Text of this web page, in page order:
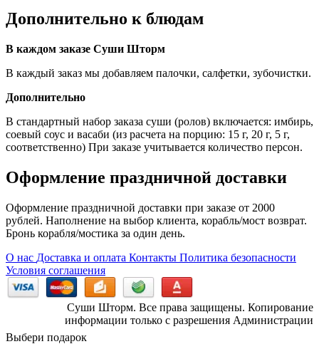
Дополнительно к блюдам
В каждом заказе Суши Шторм
В каждый заказ мы добавляем палочки, салфетки, зубочистки.
Дополнительно
В стандартный набор заказа суши (ролов) включается: имбирь,
соевый соус и васаби (из расчета на порцию: 15 г, 20 г, 5 г,
соответственно) При заказе учитывается количество персон.
Оформление праздничной доставки
Оформление праздничной доставки при заказе от 2000
рублей. Наполнение на выбор клиента, корабль/мост возврат.
Бронь корабля/мостика за один день.
О нас Доставка и оплата Контакты Политика безопасности
Условия соглашения
Суши Шторм. Все права защищены. Копирование
информации только с разрешения Администрации
Выбери подарок